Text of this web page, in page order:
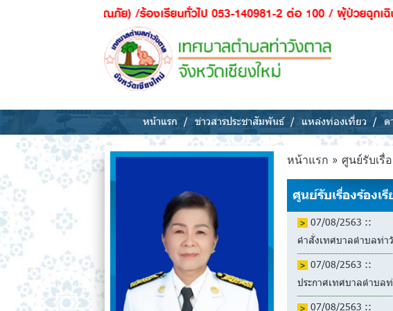
าธารณภัย) /ร้องเรียนทั่วไป 053-140981-2 ต่อ 100 / ผุ้ป่วยฉุกเฉิน - กู้ชีพ (
หน้าแรก ข่าวสารประชาสัมพันธ์ แหล่งท่องเที่ยว ด
หน้าแรก » ศูนย์รับเรื่
ศูนย์รับเรื่องร้องเ
07/08/2563 ::
คำสั่งเทศบาลตำบลท่าวั
07/08/2563 ::
ประกาศเทศบาลตำบล
07/08/2563 ::